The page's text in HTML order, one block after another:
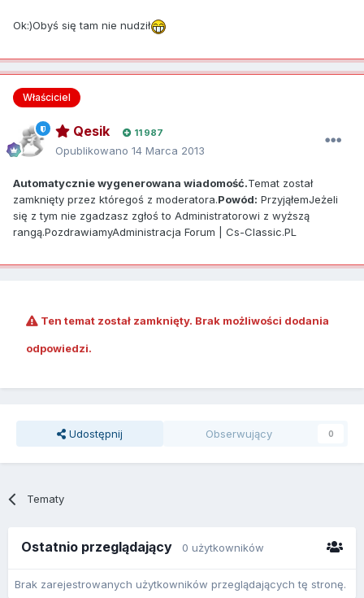
Ok:)Obyś się tam nie nudził
Właściciel
Qesik 11 987
Opublikowano 14 Marca 2013
Automatycznie wygenerowana wiadomość.Temat został
zamknięty przez któregoś z moderatora.Powód: PrzyjąłemJeżeli
się z tym nie zgadzasz zgłoś to Administratorowi z wyższą
rangą.PozdrawiamyAdministracja Forum | Cs-Classic.PL
Ten temat został zamknięty. Brak możliwości dodania
odpowiedzi.
Udostępnij Obserwujący 0
Tematy
Ostatnio przeglądający 0 użytkowników
Brak zarejestrowanych użytkowników przeglądających tę stronę.